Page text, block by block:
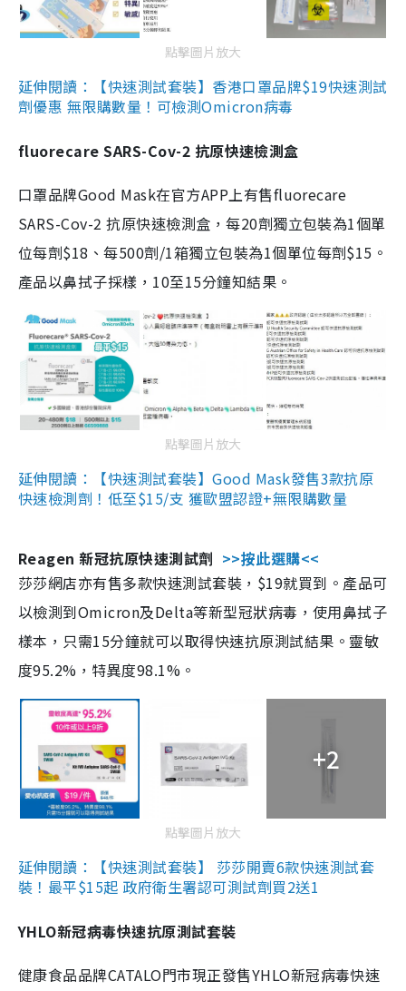
點擊圖片放大
延伸閱讀：【快速測試套裝】香港口罩品牌$19快速測試
劑優惠 無限購數量！可檢測Omicron病毒
fluorecare SARS-Cov-2 抗原快速檢測盒
口罩品牌Good Mask在官方APP上有售fluorecare
SARS-Cov-2 抗原快速檢測盒，每20劑獨立包裝為1個單
位每劑$18、每500劑/1箱獨立包裝為1個單位每劑$15。
產品以鼻拭子採樣，10至15分鐘知結果。
點擊圖片放大
延伸閱讀：【快速測試套裝】Good Mask發售3款抗原
快速檢測劑！低至$15/支 獲歐盟認證+無限購數量
Reagen 新冠抗原快速測試劑 >>按此選購<<
莎莎網店亦有售多款快速測試套裝，$19就買到。產品可
以檢測到Omicron及Delta等新型冠狀病毒，使用鼻拭子
樣本，只需15分鐘就可以取得快速抗原測試結果。靈敏
度95.2%，特異度98.1%。
+2
點擊圖片放大
延伸閱讀：【快速測試套裝】 莎莎開賣6款快速測試套
裝！最平$15起 政府衛生署認可測試劑買2送1
YHLO新冠病毒快速抗原測試套裝
健康食品品牌CATALO門市現正發售YHLO新冠病毒快速